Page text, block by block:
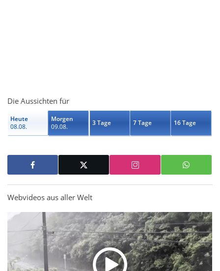
Die Aussichten für
Heute
08.08.
Morgen
09.08.
3 Tage 7 Tage 16 Tage
Webvideos aus aller Welt